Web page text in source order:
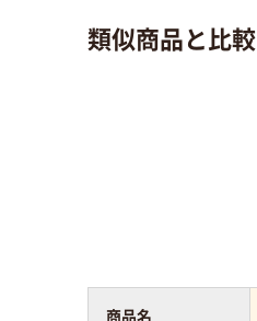
類似商品と比較
商品名